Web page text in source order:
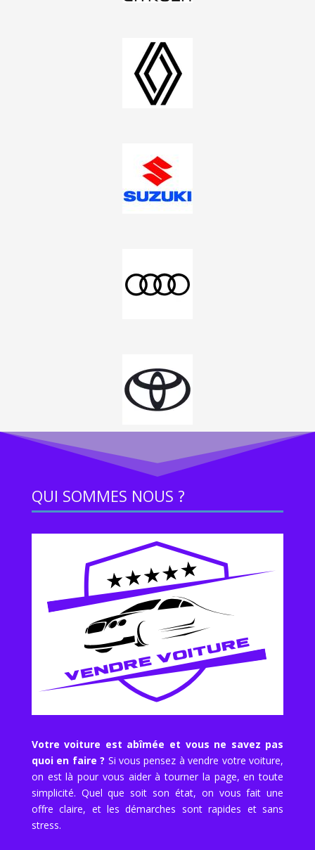
QUI SOMMES NOUS ?
Votre voiture est abîmée et vous ne savez pas
quoi en faire ? Si vous pensez à vendre votre voiture,
on est là pour vous aider à tourner la page, en toute
simplicité. Quel que soit son état, on vous fait une
offre claire, et les démarches sont rapides et sans
stress.